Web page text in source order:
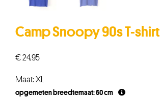
Camp Snoopy 90s T-shirt
€24,95
Maat: XL
opgemeten breedtemaat: 60 cm